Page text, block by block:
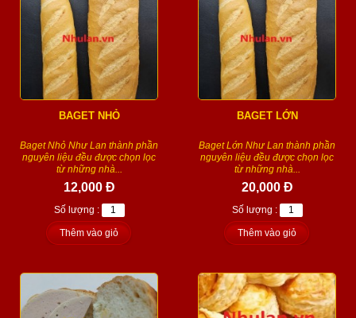
BAGET NHỎ
Baget Nhỏ Như Lan thành phần
nguyên liệu đều được chọn lọc
từ những nhà...
12,000 Đ
Số lượng :
Thêm vào giỏ
BAGET LỚN
Baget Lớn Như Lan thành phần
nguyên liệu đều được chọn lọc
từ những nhà...
20,000 Đ
Số lượng :
Thêm vào giỏ